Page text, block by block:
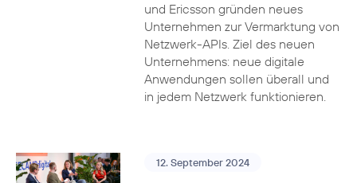
und Ericsson gründen neues
Unternehmen zur Vermarktung von
Netzwerk-APIs. Ziel des neuen
Unternehmens: neue digitale
Anwendungen sollen überall und
in jedem Netzwerk funktionieren.
12. September 2024